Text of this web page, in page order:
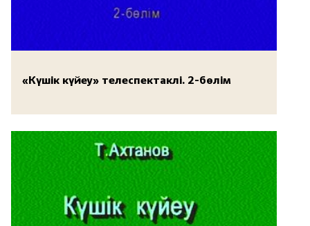
«Күшік күйеу» телеспектаклі. 2-бөлім